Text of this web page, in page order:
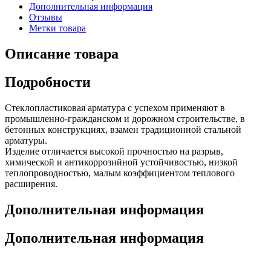
Дополнительная информация
Отзывы
Метки товара
Описание товара
Подробности
Стеклопластиковая арматура с успехом применяют в
промышленно-гражданском и дорожном строительстве, в
бетонных конструкциях, взамен традиционной стальной
арматуры.
Изделие отличается высокой прочностью на разрыв,
химической и антикоррозийной устойчивостью, низкой
теплопроводностью, малым коэффициентом теплового
расширения.
Дополнительная информация
Дополнительная информация